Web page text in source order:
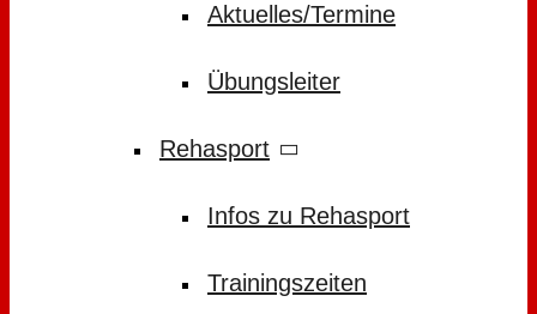
Aktuelles/Termine
Übungsleiter
Rehasport
Infos zu Rehasport
Trainingszeiten